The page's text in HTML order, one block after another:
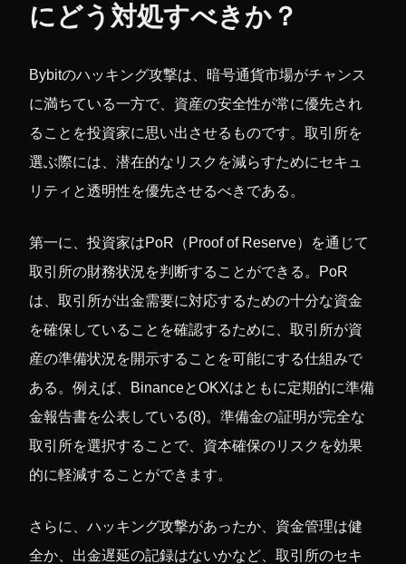
にどう対処すべきか？
Bybitのハッキング攻撃は、暗号通貨市場がチャンス
に満ちている一方で、資産の安全性が常に優先され
ることを投資家に思い出させるものです。取引所を
選ぶ際には、潜在的なリスクを減らすためにセキュ
リティと透明性を優先させるべきである。
第一に、投資家はPoR（Proof of Reserve）を通じて
取引所の財務状況を判断することができる。PoR
は、取引所が出金需要に対応するための十分な資金
を確保していることを確認するために、取引所が資
産の準備状況を開示することを可能にする仕組みで
ある。例えば、BinanceとOKXはともに定期的に準備
金報告書を公表している(8)。準備金の証明が完全な
取引所を選択することで、資本確保のリスクを効果
的に軽減することができます。
さらに、ハッキング攻撃があったか、資金管理は健
全か、出金遅延の記録はないかなど、取引所のセキ